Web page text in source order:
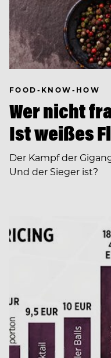
FOOD-KNOW-HOW
Wer nicht
Ist weißes
Der Kampf der
Und der Sieger ist?